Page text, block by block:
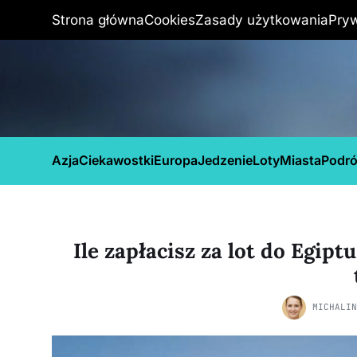
Strona głównaCookiesZasady użytkowania
AzjaCiekawostkiEuropaJedzenieLotyMiasta
Ile zapłacisz za lot do